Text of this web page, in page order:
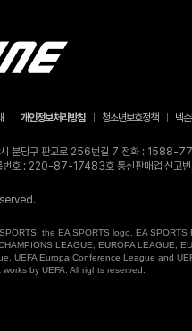
개인정보처리방침 청소년보호정책 넥
남시 분당구 판교로 256번길 7 전화 :
호 : 220-87-17483호 통신판매업 신고
the EA SPORTS logo, EA
LEAGUE, EUROPA LEAGUE,
UEFA Europa Conference League and
by UEFA. All rights reserved.